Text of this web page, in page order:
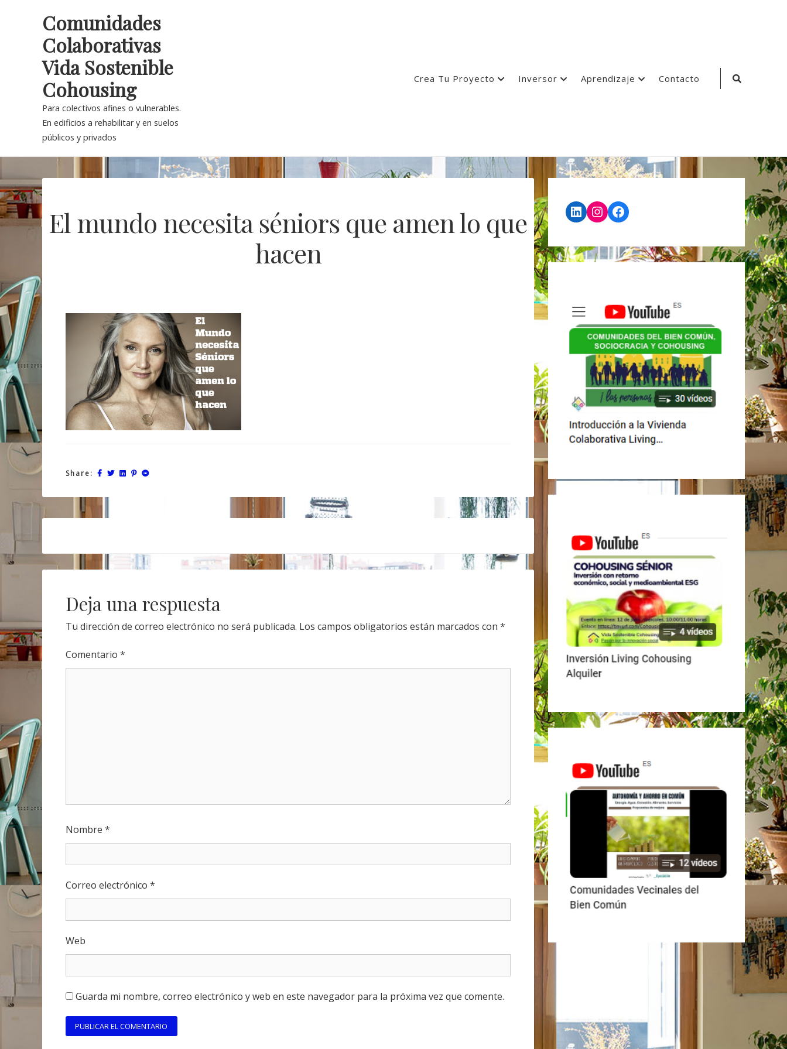
Comunidades
Colaborativas
Vida Sostenible
Cohousing
Para colectivos afines o vulnerables.
En edificios a rehabilitar y en suelos
públicos y privados
Crea Tu Proyecto Inversor Aprendizaje Contacto
Search
El mundo necesita séniors que amen lo que
hacen
Share:
Post
navigation
Deja una respuesta
Tu dirección de correo electrónico no será publicada. Los campos obligatorios están marcados con *
Comentario *
Nombre *
Correo electrónico *
Web
Guarda mi nombre, correo electrónico y web en este navegador para la próxima vez que comente.
LinkedIn
Instagram
Facebook